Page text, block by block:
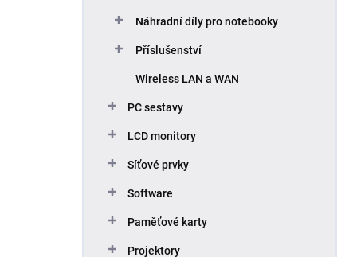
Náhradní díly pro notebooky
Příslušenství
Wireless LAN a WAN
PC sestavy
LCD monitory
Síťové prvky
Software
Paměťové karty
Projektory